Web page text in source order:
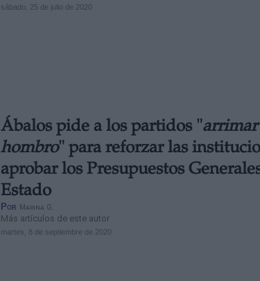
sábado, 25 de julio de 2020
Ábalos pide a los partidos "arrimar
hombro" para reforzar las
aprobar los Presupuestos
Estado
Por Marina G.
Más artículos de este autor
martes, 8 de septiembre de 2020